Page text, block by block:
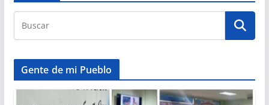
Gente de mi Pueblo